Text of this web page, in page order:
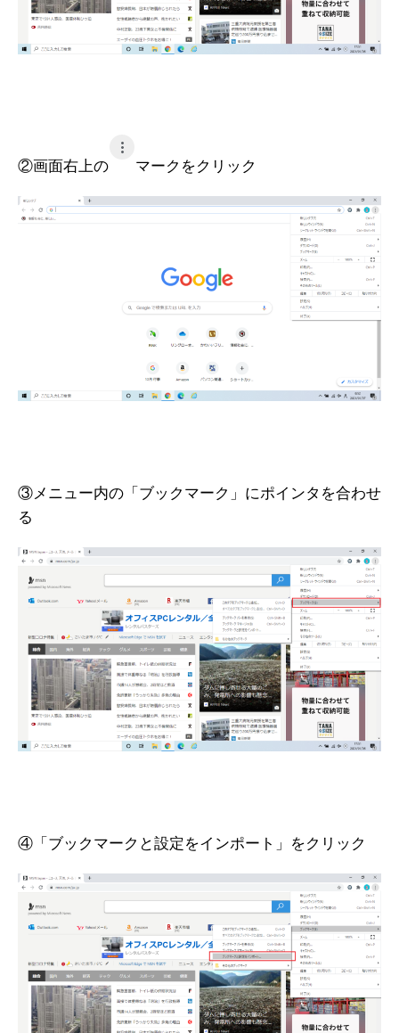
②画面右上の マークをクリック
③メニュー内の「ブックマーク」にポインタを合わせ
る
④「ブックマークと設定をインポート」をクリック